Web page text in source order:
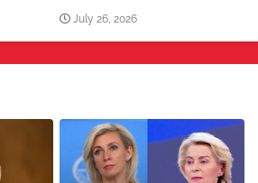
July 26, 2026